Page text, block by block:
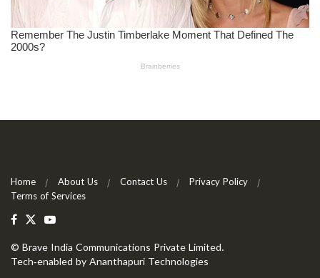
Home About Us Contact Us
Privacy Policy
Terms of Services
© Brave India Communications Private Limited.
Tech-enabled by Ananthapuri Technologies